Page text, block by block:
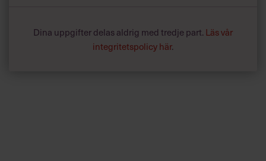
Dina uppgifter delas aldrig med tredje part. Läs vår
integritetspolicy här.